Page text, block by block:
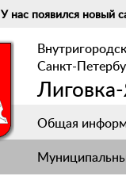
У нас появился новый
Санкт-
Общая